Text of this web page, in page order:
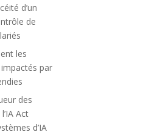
d’un
de
les
par
des
Act
d’IA